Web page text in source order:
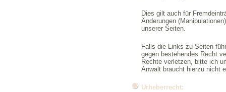
Dies gilt auch für
Änderungen
unserer Seiten.
Falls die Links zu Seiten
gegen bestehendes Recht
Rechte verletzen, bitte ich
Anwalt braucht hierzu nicht
Urheberrecht: